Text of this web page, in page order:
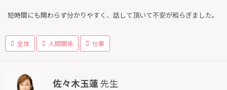
短時間にも関わらず分かりやすく、話して頂いて不安が和らぎました。
全体 人間関係 仕事
佐々木玉蓮 先生